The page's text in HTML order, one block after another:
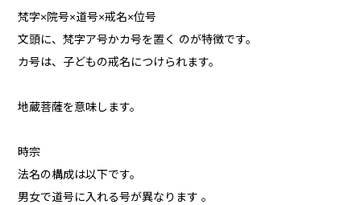
梵字×院号×道号×戒名×位号
文頭に、梵字ア号かカ号を置く のが特徴です。
カ号は、子どもの戒名につけられます。
地蔵菩薩を意味します。
時宗
法名の構成は以下です。
男女で道号に入れる号が異なります 。